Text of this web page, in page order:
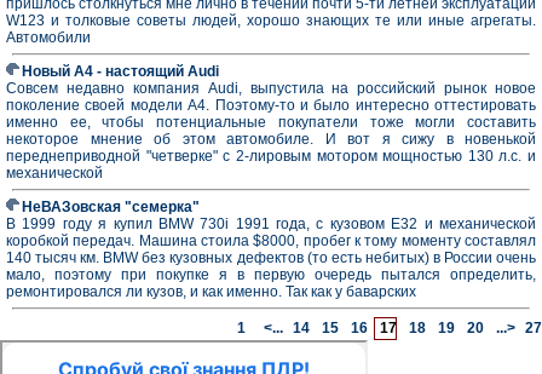
пришлось столкнуться мне лично в течении почти 5-ти летней эксплуатации
W123 и толковые советы людей, хорошо знающих те или иные агрегаты.
Автомобили
Новый A4 - настоящий Audi
Совсем недавно компания Audi, выпустила на российский рынок новое
поколение своей модели А4. Поэтому-то и было интересно оттестировать
именно ее, чтобы потенциальные покупатели тоже могли составить
некоторое мнение об этом автомобиле. И вот я сижу в новенькой
переднеприводной "четверке" с 2-лировым мотором мощностью 130 л.с. и
механической
НеВАЗовская "семерка"
В 1999 году я купил BMW 730i 1991 года, с кузовом Е32 и механической
коробкой передач. Машина стоила $8000, пробег к тому моменту составлял
140 тысяч км. BMW без кузовных дефектов (то есть небитых) в России очень
мало, поэтому при покупке я в первую очередь пытался определить,
ремонтировался ли кузов, и как именно. Так как у баварских
1 <... 14 15 16 17 18 19 20 ...> 27